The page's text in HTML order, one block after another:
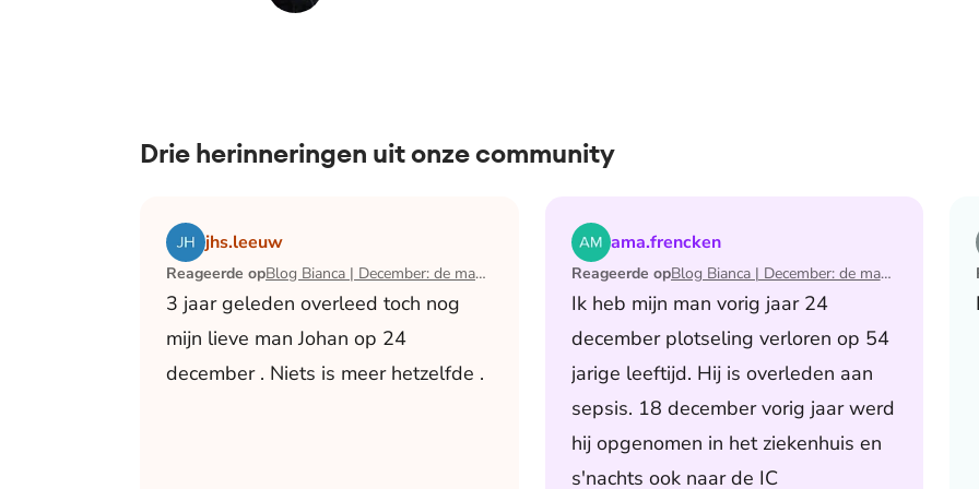
Drie herinneringen uit onze community
jhs.leeuw
Reageerde op Blog Bianca | December: de maand waarin ik mijn man verloor
3 jaar geleden overleed toch nog
mijn lieve man Johan op 24
december . Niets is meer hetzelfde .
Lees het artikel Blog Bianca | December: de maand waarin ik mijn man verloor
ama.frencken
Reageerde op Blog Bianca | December: de maand waarin ik mijn man verloor
Ik heb mijn man vorig jaar 24
december plotseling verloren op 54
jarige leeftijd. Hij is overleden aan
sepsis. 18 december vorig jaar werd
hij opgenomen in het ziekenhuis en
s'nachts ook naar de IC
Lees het artikel Blog Bianca | December: de maand